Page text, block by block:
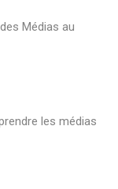
Médias au
les médias